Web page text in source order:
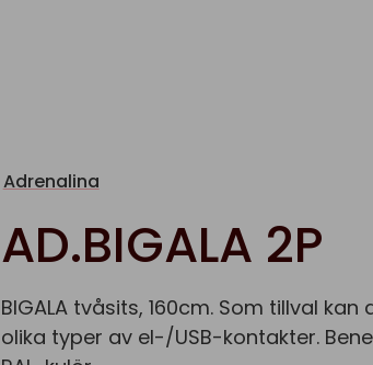
Adrenalina
AD.BIGALA 2P
BIGALA tvåsits, 160cm. Som tillval
olika typer av el-/USB-kontakter.